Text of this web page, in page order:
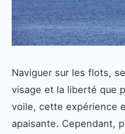
Naviguer sur les flots,
visage et la liberté que
voile, cette expérience
apaisante. Cependant,